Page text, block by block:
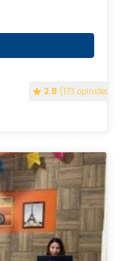
2.8 (173 opiniões)